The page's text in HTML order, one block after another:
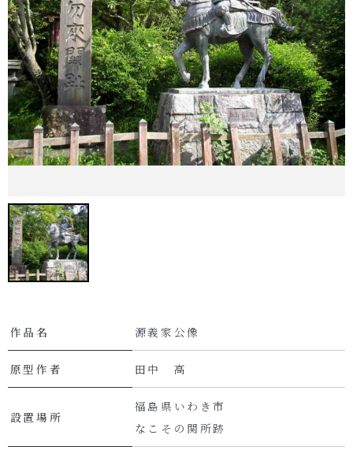
作品名 源義家公像
原型作者 田中 高
設置場所
福島県いわき市
なこその関所跡